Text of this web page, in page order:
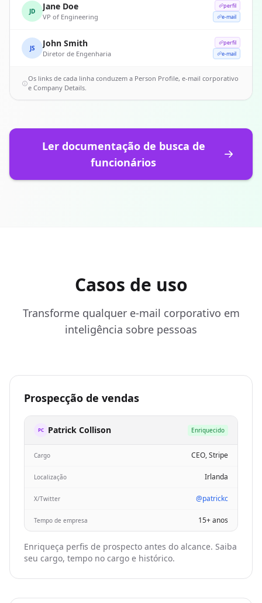
JD Jane Doe
VP of Engineering
perfil
e-mail
JS John Smith
Diretor de Engenharia
perfil
e-mail
Os links de cada linha conduzem a Person Profile, e-mail corporativo
e Company Details.
Ler documentação de busca de
funcionários
Casos de uso
Transforme qualquer e-mail corporativo em
inteligência sobre pessoas
Prospecção de vendas
PC Patrick Collison Enriquecido
Cargo CEO, Stripe
Localização Irlanda
X/Twitter @patrickc
Tempo de empresa 15+ anos
Enriqueça perfis de prospecto antes do alcance. Saiba
seu cargo, tempo no cargo e histórico.